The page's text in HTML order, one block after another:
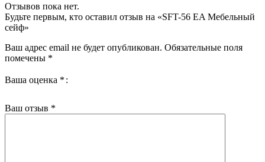
Отзывов пока нет.
Будьте первым, кто оставил отзыв на «SFT-56 EA Мебельный
сейф»
Ваш адрес email не будет опубликован. Обязательные поля
помечены *
Ваша оценка *
Ваш отзыв *